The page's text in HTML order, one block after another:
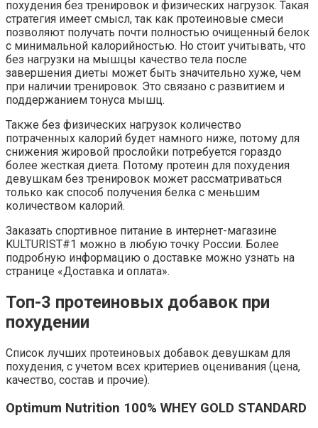
похудения без тренировок и физических нагрузок. Такая
стратегия имеет смысл, так как протеиновые смеси
позволяют получать почти полностью очищенный белок
с минимальной калорийностью. Но стоит учитывать, что
без нагрузки на мышцы качество тела после
завершения диеты может быть значительно хуже, чем
при наличии тренировок. Это связано с развитием и
поддержанием тонуса мышц.
Также без физических нагрузок количество
потраченных калорий будет намного ниже, потому для
снижения жировой прослойки потребуется гораздо
более жесткая диета. Потому протеин для похудения
девушкам без тренировок может рассматриваться
только как способ получения белка с меньшим
количеством калорий.
Заказать спортивное питание в интернет-магазине
KULTURIST#1 можно в любую точку России. Более
подробную информацию о доставке можно узнать на
странице «Доставка и оплата».
Топ-3 протеиновых добавок при
похудении
Список лучших протеиновых добавок девушкам для
похудения, с учетом всех критериев оценивания (цена,
качество, состав и прочие).
Optimum Nutrition 100% WHEY GOLD STANDARD